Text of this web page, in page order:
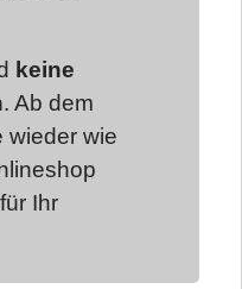
keine
. Ab dem
wieder wie
Ihr